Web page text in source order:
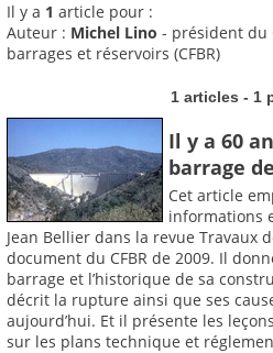
Il y a 1 article pour :
Auteur : Michel Lino - président du
barrages et réservoirs (CFBR)
1 articles - 1
Il y a 60
barrage
Cet article
informations
Jean Bellier dans la revue Travaux
document du CFBR de 2009. Il
barrage et l’historique de sa
décrit la rupture ainsi que ses
aujourd’hui. Et il présente les
sur les plans technique et